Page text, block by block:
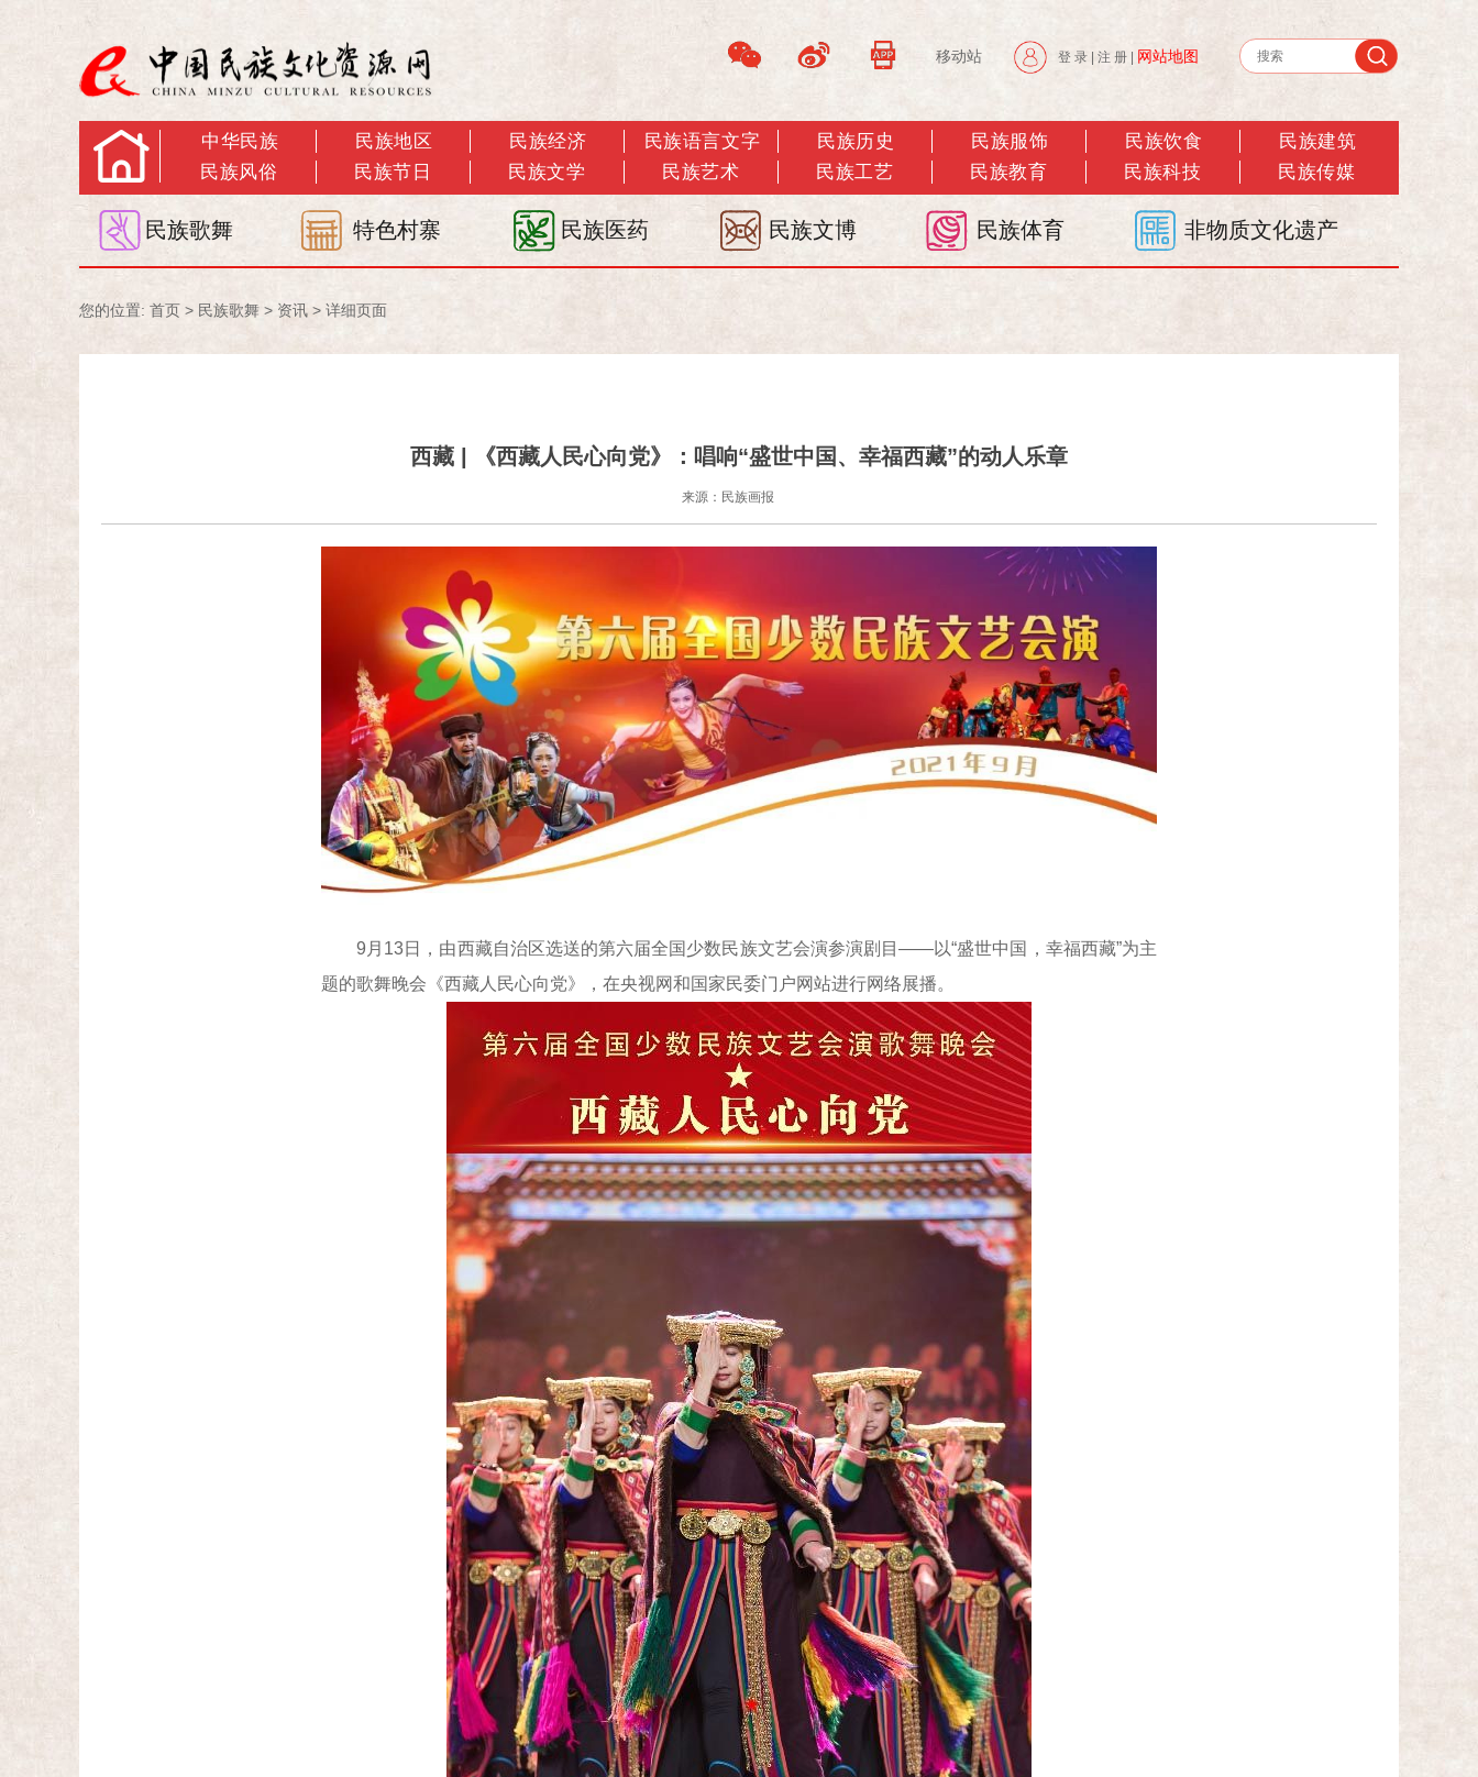
移动站 登 录 注 册 网站地图
中华民族 民族地区 民族经济 民族语言文字 民族历史 民族服饰 民族饮食
民族建筑
民族风俗
民族节日 民族文学 民族艺术 民族工艺 民族教育 民族科技 民族传媒
民族歌舞 特色村寨 民族医药 民族文博 民族体育 非物质文化遗产
您的位置: 首页 > 民族歌舞 > 资讯 > 详细页面
西藏 | 《西藏人民心向党》：唱响“盛世中国、幸福西藏”的动人乐章
来源：民族画报
9月13日，由西藏自治区选送的第六届全国少数民族文艺会演参演剧目——以“盛世中国，幸福西藏”为主
题的歌舞晚会《西藏人民心向党》，在央视网和国家民委门户网站进行网络展播。